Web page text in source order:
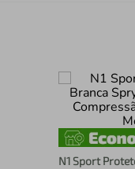
N1 Sport